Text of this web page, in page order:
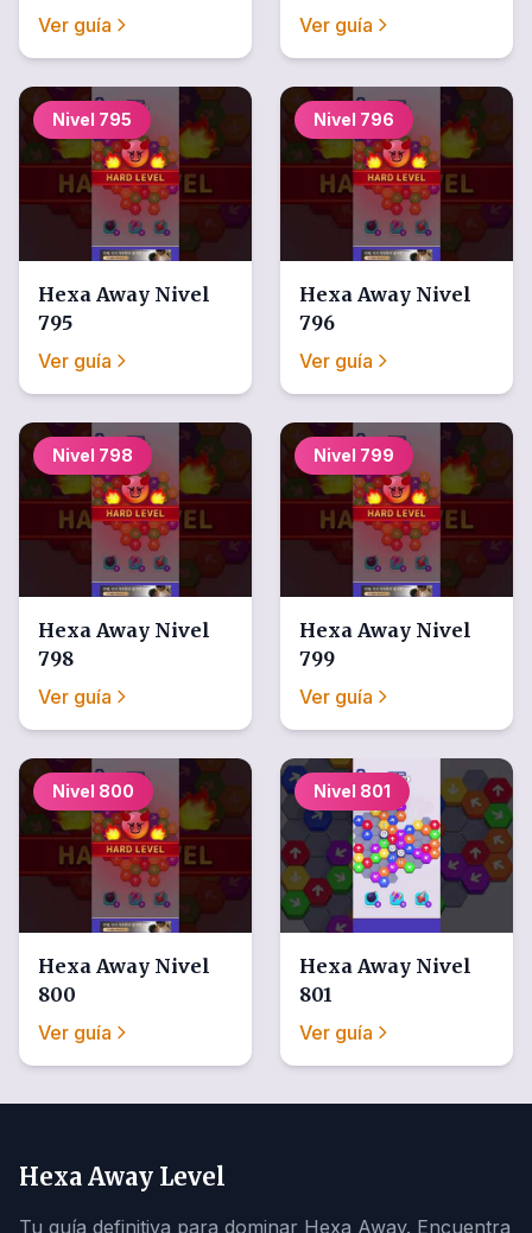
Ver guía
Ver guía
Nivel 795
Hexa Away Nivel
795
Ver guía
Nivel 796
Hexa Away Nivel
796
Ver guía
Nivel 798
Hexa Away Nivel
798
Ver guía
Nivel 799
Hexa Away Nivel
799
Ver guía
Nivel 800
Hexa Away Nivel
800
Ver guía
Nivel 801
Hexa Away Nivel
801
Ver guía
Hexa Away Level
Tu guía definitiva para dominar Hexa Away. Encuentra